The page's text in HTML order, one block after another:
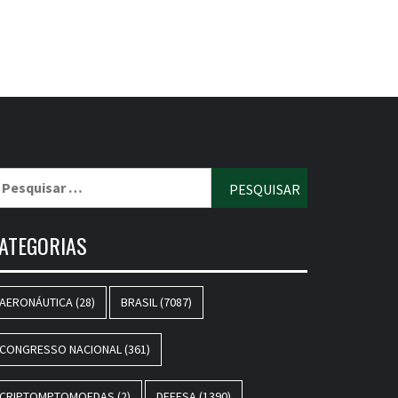
AERONÁUTICA(28) BRASIL(7087)
CONGRESSO NACIONAL(361)